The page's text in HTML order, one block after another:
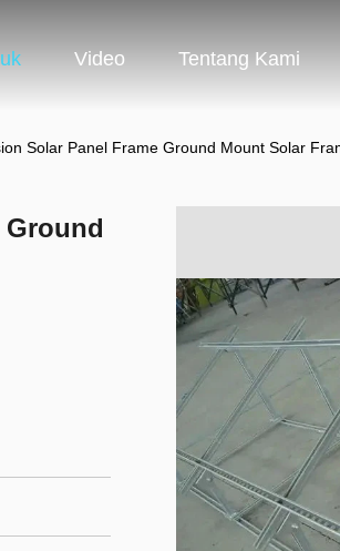
Video Tentang Kami
Solar Panel Frame Ground Mount Solar
Ground